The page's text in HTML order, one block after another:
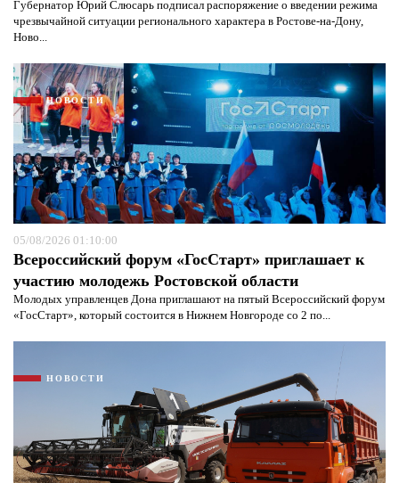
Губернатор Юрий Слюсарь подписал распоряжение о введении режима
чрезвычайной ситуации регионального характера в Ростове-на-Дону,
Ново...
НОВОСТИ
05/08/2026 01:10:00
Всероссийский форум «ГосСтарт» приглашает к
участию молодежь Ростовской области
Молодых управленцев Дона приглашают на пятый Всероссийский форум
«ГосСтарт», который состоится в Нижнем Новгороде со 2 по...
НОВОСТИ
Я согласен сполитикой конфиденциальности и
защиты информации*
Я согласен с политикой конфиденциальности и
защиты информации*